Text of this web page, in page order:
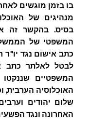
בו בזמן מוגשים
מנהיגים של
בסיס. בהקשר זה
המשפטי של
כתב אישום נגד
לבטל לאלתר כתב
המשפטיים שננקטו
האוכלוסיה הערבית,
שלום יהודים
האחרונה ונגד